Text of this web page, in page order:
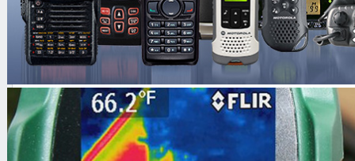
Лёгкость в управлении
Сенсорный дисплей
Гарантия 2 года
Технические характеристики